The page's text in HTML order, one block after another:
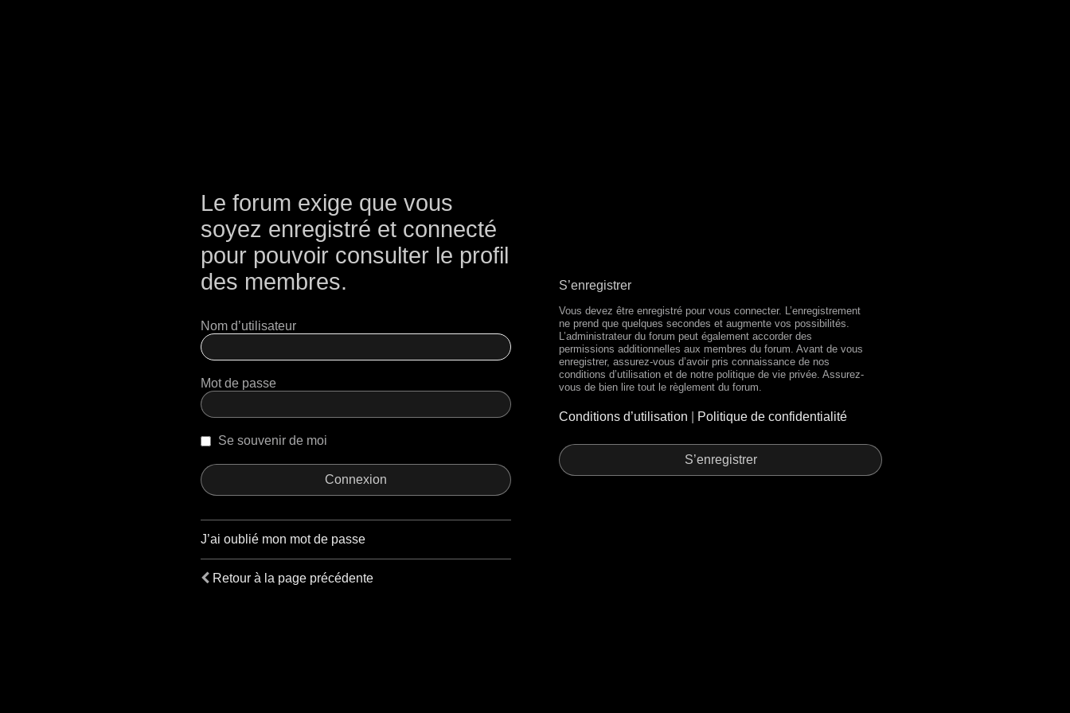
Le forum exige que vous
soyez enregistré et connecté
pour pouvoir consulter le profil
des membres.
Nom d’utilisateur
Mot de passe
Se souvenir de moi
J’ai oublié mon mot de passe
Retour à la page précédente
S’enregistrer
Vous devez être enregistré pour vous connecter. L’enregistrement
ne prend que quelques secondes et augmente vos possibilités.
L’administrateur du forum peut également accorder des
permissions additionnelles aux membres du forum. Avant de vous
enregistrer, assurez-vous d’avoir pris connaissance de nos
conditions d’utilisation et de notre politique de vie privée. Assurez-
vous de bien lire tout le règlement du forum.
Conditions d’utilisation Politique de confidentialité
S’enregistrer